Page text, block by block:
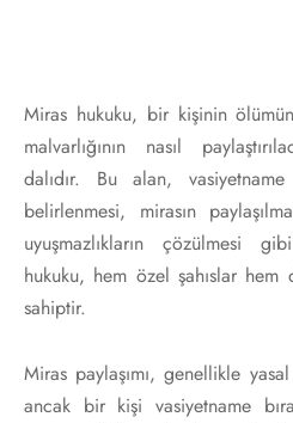
Miras hukuku, bir kişinin
malvarlığının nasıl
dalıdır. Bu alan, vasiyetname
belirlenmesi, mirasın
uyuşmazlıkların çözülmesi
hukuku, hem özel şahıslar
sahiptir.
Miras paylaşımı, genellikle yasal
ancak bir kişi vasiyetname